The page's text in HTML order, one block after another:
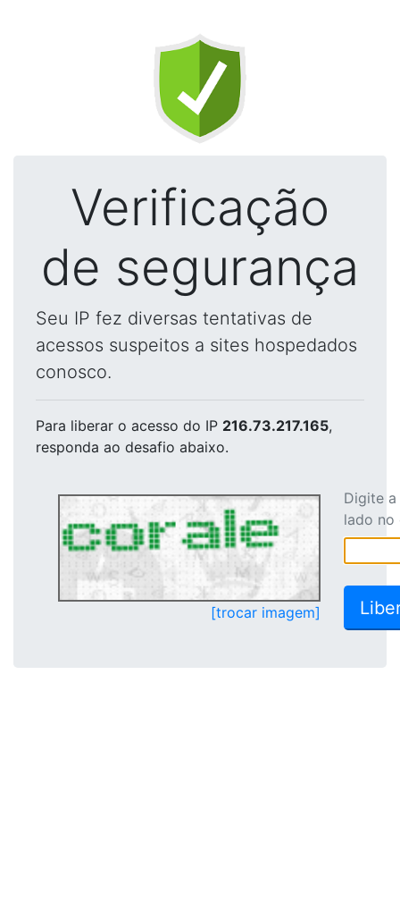
Verificação
de segurança
Seu IP fez diversas tentativas de
acessos suspeitos a sites hospedados
conosco.
Para liberar o acesso do IP 216.73.217.165,
responda ao desafio abaixo.
[trocar imagem]
Digite
lado no